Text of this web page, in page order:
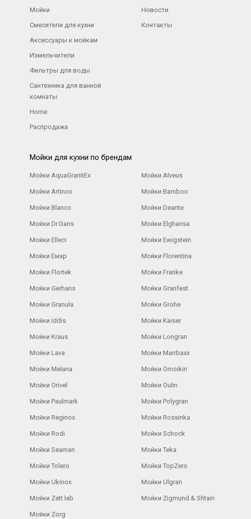
Мойки
Смесители для кухни
Аксессуары к мойкам
Измельчители
Фильтры для воды
Сантехника для ванной
комнаты
Home
Распродажа
Новости
Контакты
Мойки для кухни по брендам
Мойки AquaGranitEx Мойки Alveus
Мойки Artinox Мойки Bamboo
Мойки Blanco Мойки Deante
Мойки Dr.Gans Мойки Elghansa
Мойки Elleci Мойки Ewigstein
Мойки Емар Мойки Florentina
Мойки Flortek Мойки Franke
Мойки Gerhans Мойки Granfest
Мойки Granula Мойки Grohe
Мойки Iddis Мойки Kaiser
Мойки Kraus Мойки Longran
Мойки Lava Мойки Marrbaxx
Мойки Melana Мойки Omoikiri
Мойки Orivel Мойки Oulin
Мойки Paulmark Мойки Polygran
Мойки Reginox Мойки Rossinka
Мойки Rodi Мойки Schock
Мойки Seaman Мойки Teka
Мойки Tolero Мойки TopZero
Мойки Ukinox Мойки Ulgran
Мойки Zett lab Мойки Zigmund & Shtain
Мойки Zorg